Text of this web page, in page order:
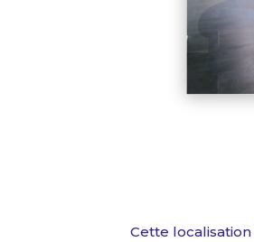
Cette localisation